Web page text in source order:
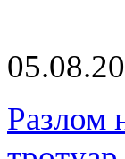
Разлом